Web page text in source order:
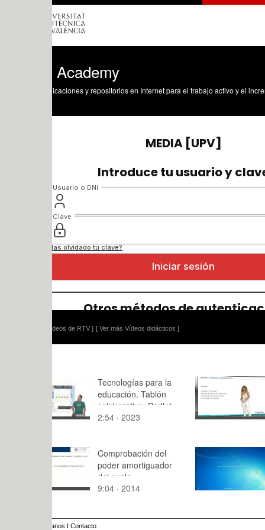
Academy
[ Ver más Vídeos didácticos ]
Tecnologías para la
educación. Tablón
colaborativo. Padlet
2:54 · 2023
Modelos
métodos
7:20 · 2015
Comprobación del
poder amortiguador
9:04 · 2014
Clase del
125:54 ·